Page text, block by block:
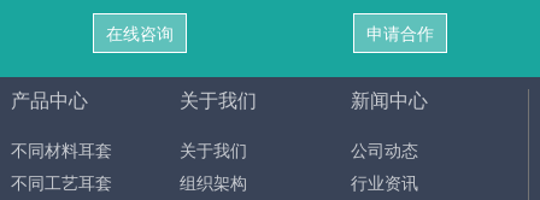
在线咨询 申请合作
产品中心
不同材料耳套
不同工艺耳套
关于我们
关于我们
组织架构
新闻中心
公司动态
行业资讯